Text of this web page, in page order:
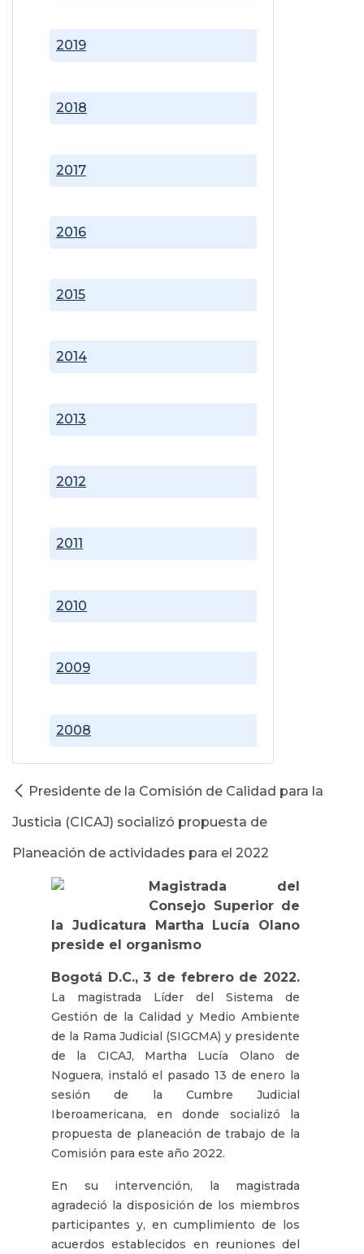
2008
2009
2010
2011
2012
2013
2014
2015
2016
2017
2018
2019
Presidente de la Comisión de Calidad para la
Justicia (CICAJ) socializó propuesta de
Planeación de actividades para el 2022
Magistrada del
Consejo Superior de
la Judicatura Martha Lucía Olano
preside el organismo
Bogotá D.C., 3 de febrero de 2022.
La magistrada Líder del Sistema de
Gestión de la Calidad y Medio Ambiente
de la Rama Judicial (SIGCMA) y presidente
de la CICAJ, Martha Lucía Olano de
Noguera, instaló el pasado 13 de enero la
sesión de la Cumbre Judicial
Iberoamericana, en donde socializó la
propuesta de planeación de trabajo de la
Comisión para este año 2022.
En su intervención, la magistrada
agradeció la disposición de los miembros
participantes y, en cumplimiento de los
acuerdos establecidos en reuniones del